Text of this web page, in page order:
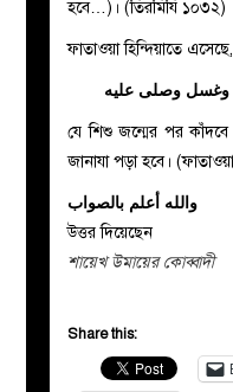
হবে…)। (তিরমিযি ১০৩২)
ফাতাওয়া হিন্দিয়াতে এসেছে,
وغسل وصلى عليه
যে শিশু জন্মের পর কাঁদবে
জানাযা পড়া হবে।
والله أعلم بالصواب
উত্তর দিয়েছেন
শায়েখ উমায়ের কোব্বাদী
Share this: